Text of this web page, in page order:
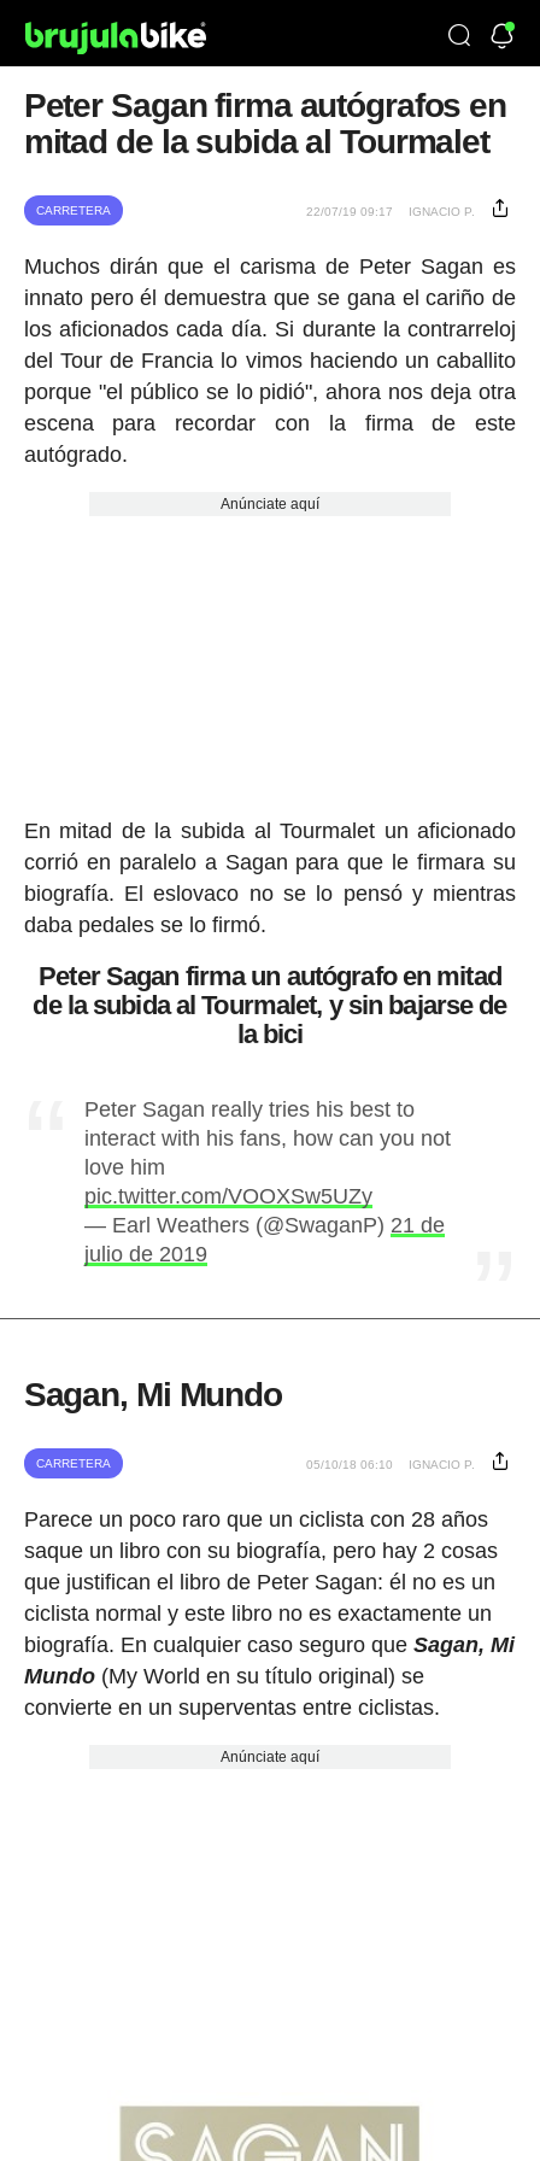
Peter Sagan firma autógrafos en
mitad de la subida al Tourmalet
CARRETERA 22/07/19 09:17 IGNACIO P.
Muchos dirán que el carisma de Peter Sagan es
innato pero él demuestra que se gana el cariño de
los aficionados cada día. Si durante la contrarreloj
del Tour de Francia lo vimos haciendo un caballito
porque "el público se lo pidió", ahora nos deja otra
escena para recordar con la firma de este
autógrado.
Anúnciate aquí
En mitad de la subida al Tourmalet un aficionado
corrió en paralelo a Sagan para que le firmara su
biografía. El eslovaco no se lo pensó y mientras
daba pedales se lo firmó.
Peter Sagan firma un autógrafo en mitad
de la subida al Tourmalet, y sin bajarse de
la bici
Peter Sagan really tries his best to
interact with his fans, how can you not
love him
pic.twitter.com/VOOXSw5UZy
— Earl Weathers (@SwaganP) 21 de
julio de 2019
Sagan, Mi Mundo
CARRETERA 05/10/18 06:10 IGNACIO P.
Parece un poco raro que un ciclista con 28 años
saque un libro con su biografía, pero hay 2 cosas
que justifican el libro de Peter Sagan: él no es un
ciclista normal y este libro no es exactamente un
biografía. En cualquier caso seguro que Sagan, Mi
Mundo(My World en su título original) se
convierte en un superventas entre ciclistas.
Anúnciate aquí